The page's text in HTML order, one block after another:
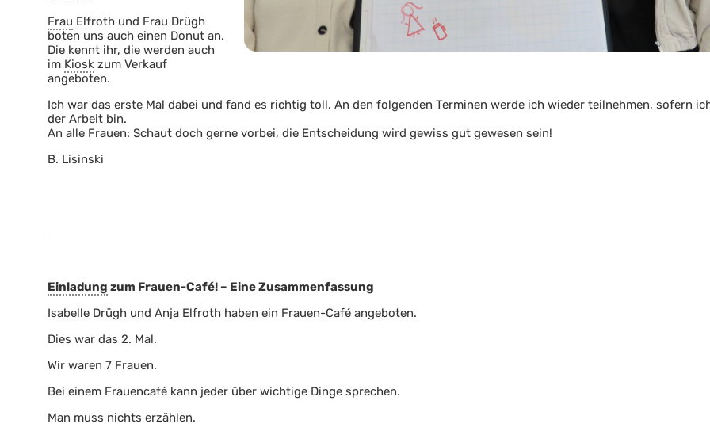
Frau Elfroth und Frau Drügh
boten uns auch einen Donut an.
Die kennt ihr, die werden auch
im Kiosk zum Verkauf
angeboten.
Ich war das erste Mal dabei und fand es richtig toll. An den folgenden Terminen werde ich wieder teilnehmen, sofern
der Arbeit bin.
An alle Frauen: Schaut doch gerne vorbei, die Entscheidung wird gewiss gut gewesen sein!
B. Lisinski
Einladung zum Frauen-Café! – Eine Zusammenfassung
Isabelle Drügh und Anja Elfroth haben ein Frauen-Café angeboten.
Dies war das 2. Mal.
Wir waren 7 Frauen.
Bei einem Frauencafé kann jeder über wichtige Dinge sprechen.
Man muss nichts erzählen.